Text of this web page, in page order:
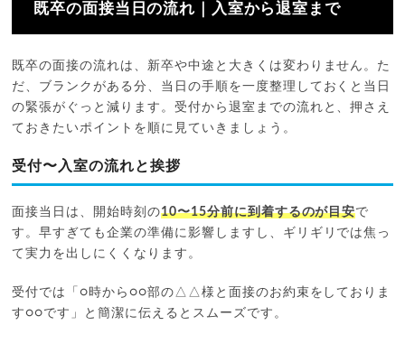
既卒の面接当日の流れ｜入室から退室まで
既卒の面接の流れは、新卒や中途と大きくは変わりません。た
だ、ブランクがある分、当日の手順を一度整理しておくと当日
の緊張がぐっと減ります。受付から退室までの流れと、押さえ
ておきたいポイントを順に見ていきましょう。
受付〜入室の流れと挨拶
面接当日は、開始時刻の10〜15分前に到着するのが目安で
す。早すぎても企業の準備に影響しますし、ギリギリでは焦っ
て実力を出しにくくなります。
受付では「○時から○○部の△△様と面接のお約束をしておりま
す○○です」と簡潔に伝えるとスムーズです。